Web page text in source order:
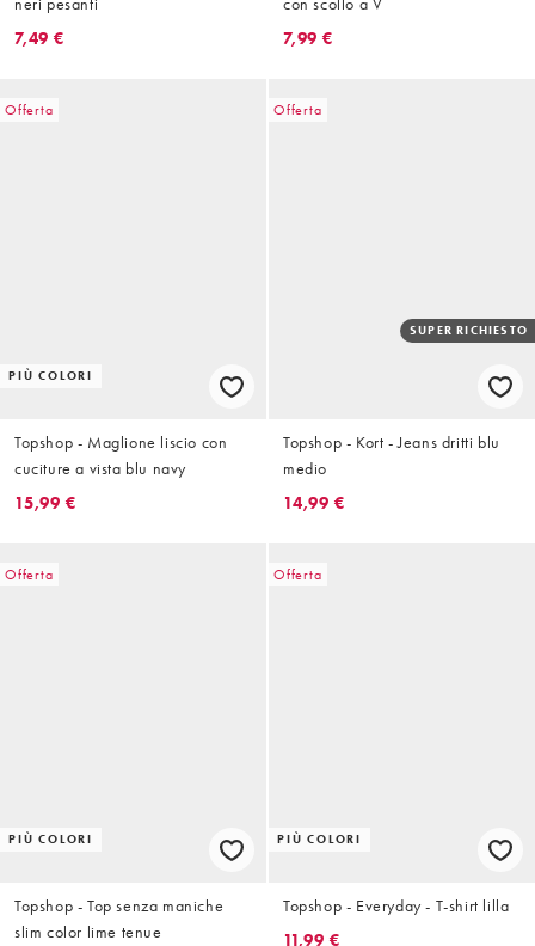
7,49 €
7,99 €
Offerta
PIÙ COLORI
Topshop - Maglione liscio con
cuciture a vista blu navy
15,99 €
Offerta
SUPER RICHIESTO
Topshop - Kort - Jeans dritti blu
medio
14,99 €
Offerta
PIÙ COLORI
Topshop - Top senza maniche
slim color lime tenue
Offerta
PIÙ COLORI
Topshop - Everyday - T-shirt lilla
11,99 €